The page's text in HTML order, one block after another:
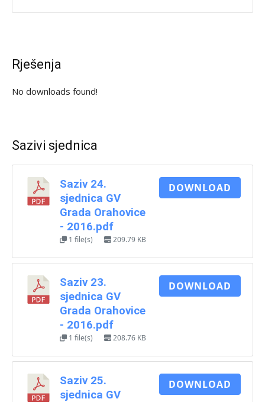
Rješenja
No downloads found!
Sazivi sjednica
Saziv 24.
sjednica GV
Grada Orahovice
- 2016.pdf
1 file(s) 209.79 KB
DOWNLOAD
Saziv 23.
sjednica GV
Grada Orahovice
- 2016.pdf
1 file(s) 208.76 KB
DOWNLOAD
Saziv 25.
sjednica GV
DOWNLOAD